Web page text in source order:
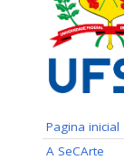
Pagina inicial
A SeCArte